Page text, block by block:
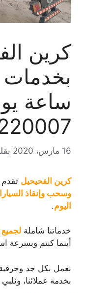
كرين
ساعة
16 مارس، 2020
كرين الفحيحيل
اليوم.
خدماتنا شاملة
أينما كنتم وبسرعة
نعمل بكل جد وحرفية
بخدمة عملائنا،